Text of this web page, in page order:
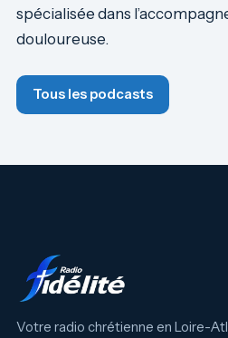
spécialisée dans
douloureuse.
Tous les podcasts
Votre radio chrétienne en Loire-